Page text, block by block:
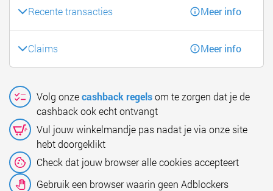
Recente transacties Meer info
Claims Meer info
Volg onzecashback regelsom te zorgen dat je de
cashback ook echt ontvangt
Vul jouw winkelmandje pas nadat je via onze site
hebt doorgeklikt
Check dat jouw browser alle cookies accepteert
Gebruik een browser waarin geen Adblockers